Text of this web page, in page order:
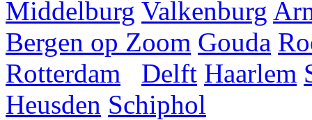
Middelburg Valkenburg
Bergen op Zoom Gouda
Rotterdam
Delft Haarlem
Heusden Schiphol